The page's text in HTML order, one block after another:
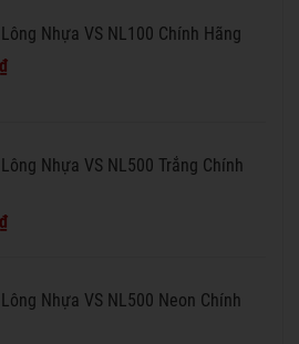
Nhựa VS NL100 Chính Hãng
Nhựa VS NL500 Trắng Chính
Nhựa VS NL500 Neon Chính